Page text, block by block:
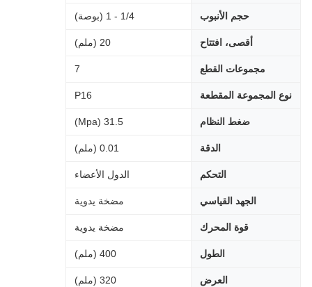
حجم الأنبوب 1/4 - 1 (بوصة)
أقصى، افتتاح 20 (ملم)
مجموعات القطع 7
نوع المجموعة المقطعة P16
ضغط النظام 31.5 (Mpa)
الدقة 0.01 (ملم)
التحكم الدول الأعضاء
الجهد القياسي مضخة يدوية
قوة المحرك مضخة يدوية
الطول 400 (ملم)
العرض 320 (ملم)